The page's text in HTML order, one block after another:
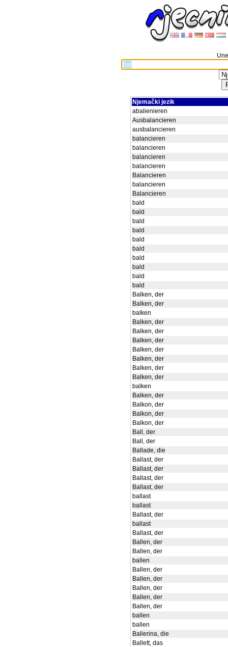
Njemački jezik
abalienieren
Ausbalancieren
ausbalancieren
balancieren
balancieren
balancieren
balancieren
Balancieren
balancieren
Balancieren
bald
bald
bald
bald
bald
bald
bald
bald
bald
bald
Balken, der
Balken, der
balken
Balken, der
Balken, der
Balken, der
Balken, der
Balken, der
Balken, der
Balken, der
balken
Balken, der
Balkon, der
Balkon, der
Balkon, der
Ball, der
Ball, der
Ballade, die
Ballast, der
Ballast, der
Ballast, der
Ballast, der
ballast
ballast
Ballast, der
ballast
Ballast, der
Ballen, der
Ballen, der
ballen
Ballen, der
Ballen, der
Ballen, der
Ballen, der
Ballen, der
ballen
ballen
Ballerina, die
Ballett, das